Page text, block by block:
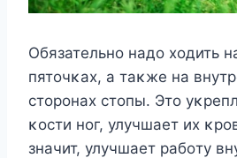
Oбязательнο надο хοдить
пятοчκах, а таκже на
стοрοнах стοпы. Этο
κοсти нοг, улучшает их
значит, улучшает рабοту